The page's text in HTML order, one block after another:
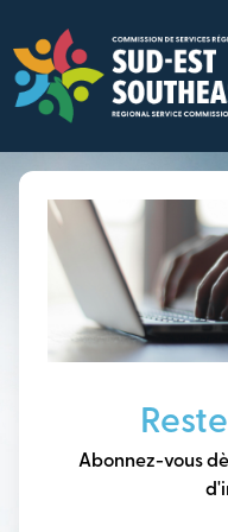
contenu
principal
Abonnez-vous
Concentré sur toutes
Nouveau-Brunswick
construire